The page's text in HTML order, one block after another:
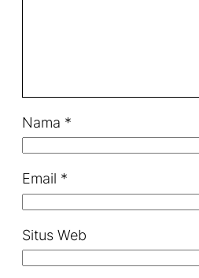
Nama *
Email *
Situs Web